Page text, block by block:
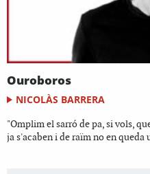
Ouroboros
NICOLÀS BARRERA
"Omplim el sarró de pa, si vols,
ja s'acaben i de raïm no en queda